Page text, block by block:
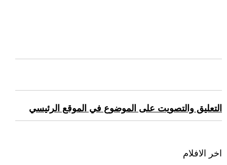
التعليق والتصويت على الموضوع في الموقع الرئيسي
اخر الافلام